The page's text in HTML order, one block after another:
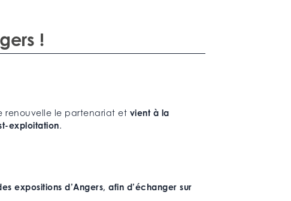
!
renouvelle le partenariat et vient à la
exploitation.
expositions d’Angers, afin d’échanger sur